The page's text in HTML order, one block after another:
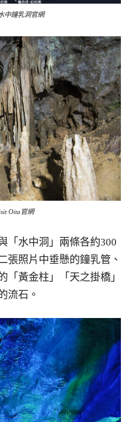
中鐘乳洞官網
Oita官網
「水中洞」兩條各約300
張照片中垂懸的鐘乳管、
「黃金柱」「天之掛橋」
流石。